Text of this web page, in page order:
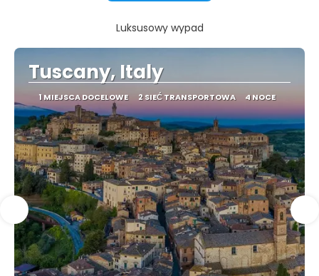
Luksusowy wypad
Tuscany, Italy
1 MIEJSCA DOCELOWE 2 SIEĆ TRANSPORTOWA 4 NOCE